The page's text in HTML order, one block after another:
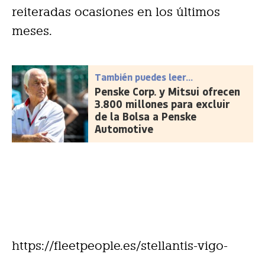
reiteradas ocasiones en los últimos
meses.
También puedes leer...
Penske Corp. y Mitsui ofrecen
3.800 millones para excluir
de la Bolsa a Penske
Automotive
https://fleetpeople.es/stellantis-vigo-